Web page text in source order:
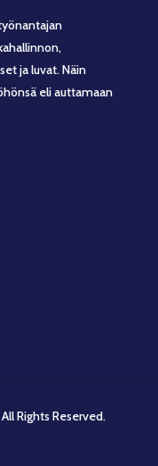
ja luvat. Näin
eli auttamaan
Rights Reserved.